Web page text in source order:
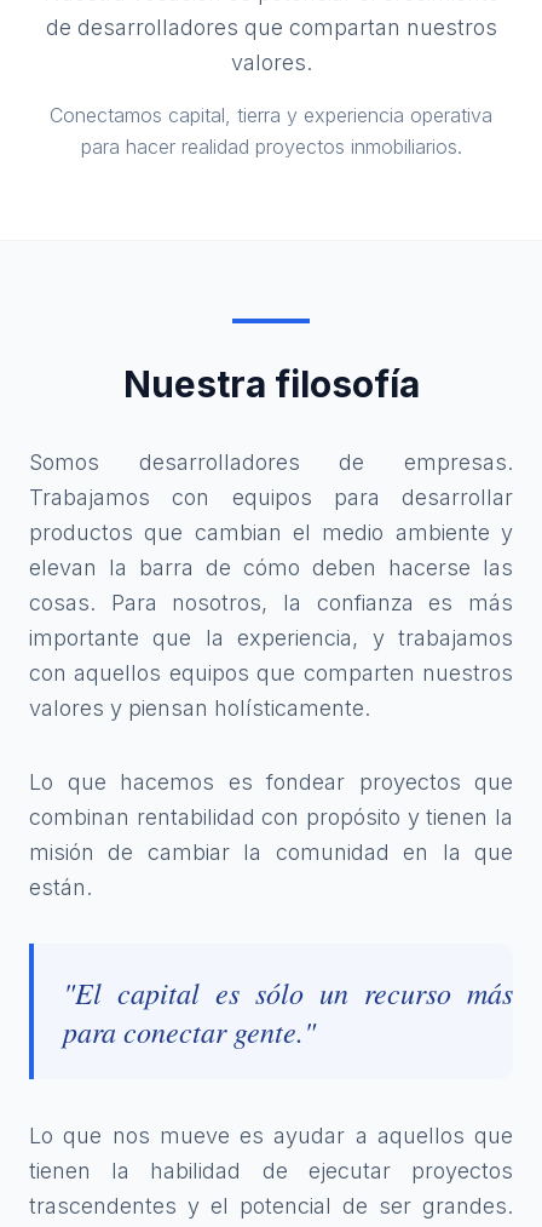
de desarrolladores que compartan nuestros
valores.
Conectamos capital, tierra y experiencia operativa
para hacer realidad proyectos inmobiliarios.
Nuestra filosofía
Somos desarrolladores de empresas.
Trabajamos con equipos para desarrollar
productos que cambian el medio ambiente y
elevan la barra de cómo deben hacerse las
cosas. Para nosotros, la confianza es más
importante que la experiencia, y trabajamos
con aquellos equipos que comparten nuestros
valores y piensan holísticamente.
Lo que hacemos es fondear proyectos que
combinan rentabilidad con propósito y tienen la
misión de cambiar la comunidad en la que
están.
"El capital es sólo un recurso más
para conectar gente."
Lo que nos mueve es ayudar a aquellos que
tienen la habilidad de ejecutar proyectos
trascendentes y el potencial de ser grandes.